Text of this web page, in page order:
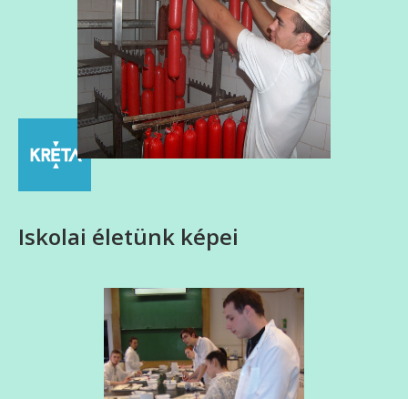
Iskolai életünk képei